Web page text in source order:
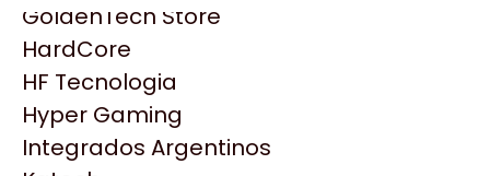
HP
HyperX
INNO3D
Intel
Kingston
GoldenTech Store
HardCore
HF Tecnologia
Hyper Gaming
Integrados Argentinos